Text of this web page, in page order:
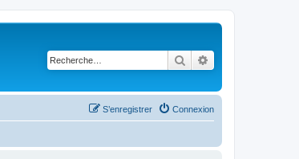
Rechercher
Connexion
S’enregistrer